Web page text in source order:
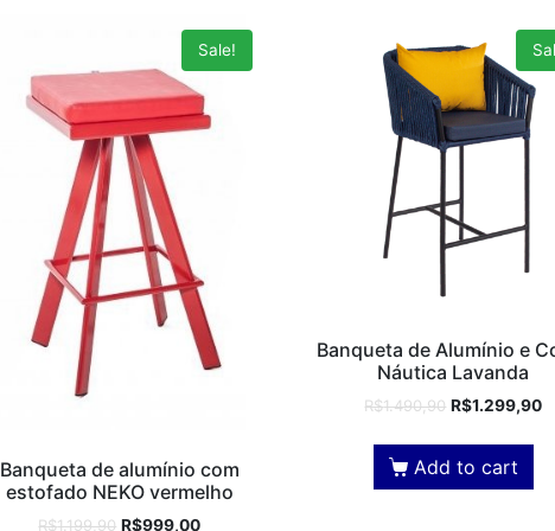
Sale!
Banqueta de alumínio com
estofado NEKO vermelho
R$1.199,90 R$999,00
Banqueta de Alumínio e
Náutica Lavanda
R$1.490,90 R$1.299,90
Add to cart